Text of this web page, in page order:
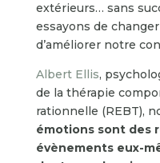
extérieurs… sans
essayons de
d’améliorer notre
Albert Ellis,
de la thérapie
rationnelle (REBT),
émotions sont des
évènements eux-